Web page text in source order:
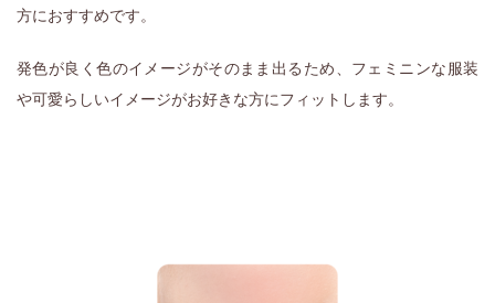
方におすすめです。
発色が良く色のイメージがそのまま出るため、フェミニンな服装
や可愛らしいイメージがお好きな方にフィットします。